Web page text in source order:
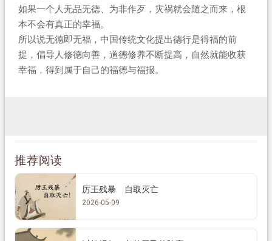
如果一个人无品无德、为非作歹，灾祸就会随之而来，根
本不会有真正的幸福。
所以说无德即无福，中国传统文化提出德行是得福的前
提，倡导人修德向善，道德修养不断提高，自然就能收获
幸福，得到属于自己的福德与福报。
推荐阅读
厉王残暴 自取灭亡
2026-05-09